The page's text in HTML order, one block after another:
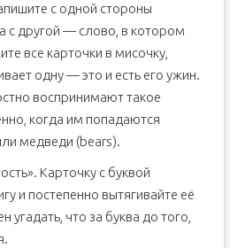
с одной стороны
с другой — слово, в котором
все карточки в мисочку,
одну — это и есть его ужин.
воспринимают такое
когда им попадаются
медведи (bears).
Карточку с буквой
и постепенно вытягивайте её
что за буква до того,